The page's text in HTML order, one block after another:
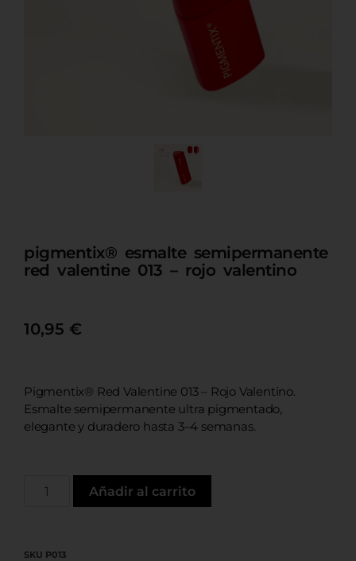
pigmentix® esmalte semipermanente
red valentine 013 – rojo valentino
10,95 €
Pigmentix® Red Valentine 013 – Rojo Valentino.
Esmalte semipermanente ultra pigmentado,
elegante y duradero hasta 3–4 semanas.
Añadir al carrito
SKU P013